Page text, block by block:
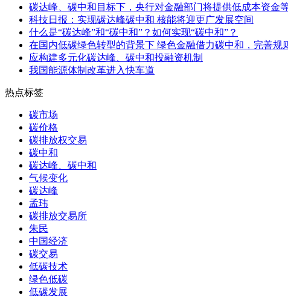
碳达峰、碳中和目标下，央行对金融部门将提供低成本资金
科技日报：实现碳达峰碳中和 核能将迎更广发展空间
什么是“碳达峰”和“碳中和”？如何实现“碳中和”？
在国内低碳绿色转型的背景下 绿色金融借力碳中和，完善规
应构建多元化碳达峰、碳中和投融资机制
我国能源体制改革进入快车道
热点标签
碳市场
碳价格
碳排放权交易
碳中和
碳达峰、碳中和
气候变化
碳达峰
孟玮
碳排放交易所
朱民
中国经济
碳交易
低碳技术
绿色低碳
低碳发展